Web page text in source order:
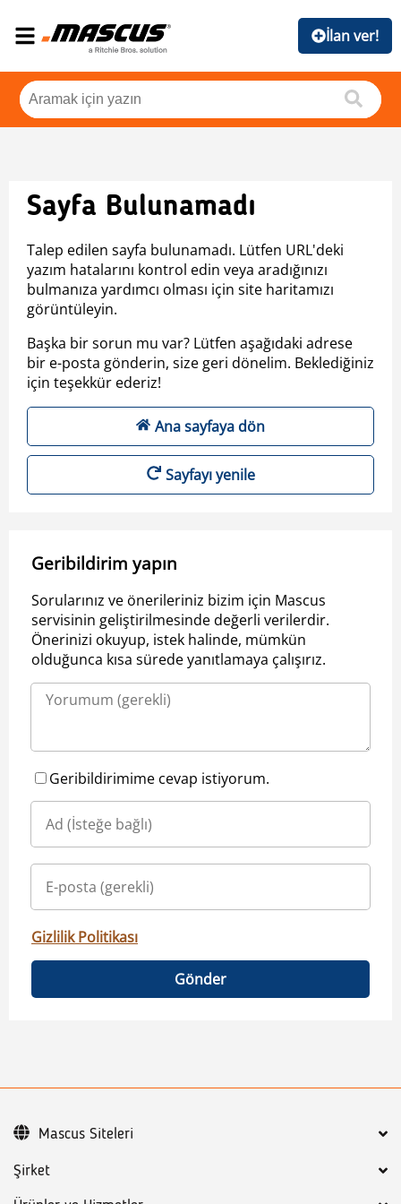
İlan ver!
Sayfa Bulunamadı
Talep edilen sayfa bulunamadı. Lütfen URL'deki
yazım hatalarını kontrol edin veya aradığınızı
bulmanıza yardımcı olması için site haritamızı
görüntüleyin.
Başka bir sorun mu var? Lütfen aşağıdaki adrese
bir e-posta gönderin, size geri dönelim. Beklediğiniz
için teşekkür ederiz!
Ana sayfaya dön
Sayfayı yenile
Geribildirim yapın
Sorularınız ve önerileriniz bizim için Mascus
servisinin geliştirilmesinde değerli verilerdir.
Önerinizi okuyup, istek halinde, mümkün
olduğunca kısa sürede yanıtlamaya çalışırız.
Geribildirimime cevap istiyorum.
Gizlilik Politikası
Gönder
Şirket
Mascus Siteleri